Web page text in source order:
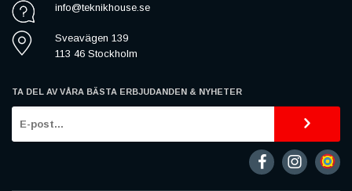
info@teknikhouse.se
Sveavägen 139
113 46 Stockholm
TA DEL AV VÅRA BÄSTA ERBJUDANDEN & NYHETER